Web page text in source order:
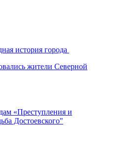
история города
жители Северной